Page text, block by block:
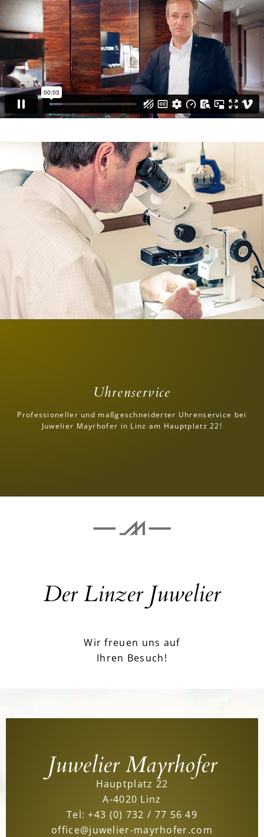
Uhrenservice
Professioneller und maßgeschneiderter Uhrenservice bei
Juwelier Mayrhofer in Linz am Hauptplatz 22!
Der Linzer Juwelier
Wir freuen uns auf
Ihren Besuch!
Juwelier Mayrhofer
Hauptplatz 22
A-4020 Linz
Tel:+43 (0) 732 / 77 56 49
office@juwelier-mayrhofer.com